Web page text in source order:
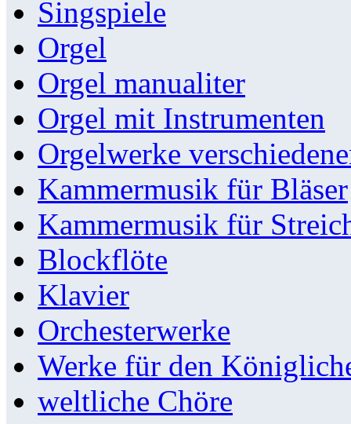
Singspiele
Orgel
Orgel manualiter
Orgel mit Instrumenten
Orgelwerke
Kammermusik für Bläser
Kammermusik für
Blockflöte
Klavier
Orchesterwerke
Werke für den
weltliche Chöre